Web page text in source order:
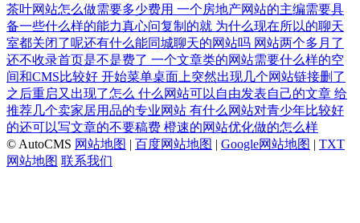
茶叶网站怎么做需要多少费用 一个房地产网站的主编需要具
备一些什么样的能力真心问复制的就 为什么现在所以的聊天
室都关闭了呢还有什么能同城聊天的网站吗 网站两个多月了
还不收录首页是不是费了 一个文章类的网站需要什么样的空
间和CMS比较好 开始菜单桌面上突然出现几个网站链接删了
之后重启又出现了怎么 什么网站可以自由发表自己的文章 给
推荐几个卖家居用品的专业网站 有什么网站对青少年比较好
的还可以写文章的不要稿费 橙速的网站优化做的怎么样
© AutoCMS 网站地图 | 百度网站地图 | Google网站地图 | TXT
网站地图 联系我们